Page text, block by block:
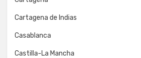
Cartagena de Indias
Casablanca
Castilla-La Mancha